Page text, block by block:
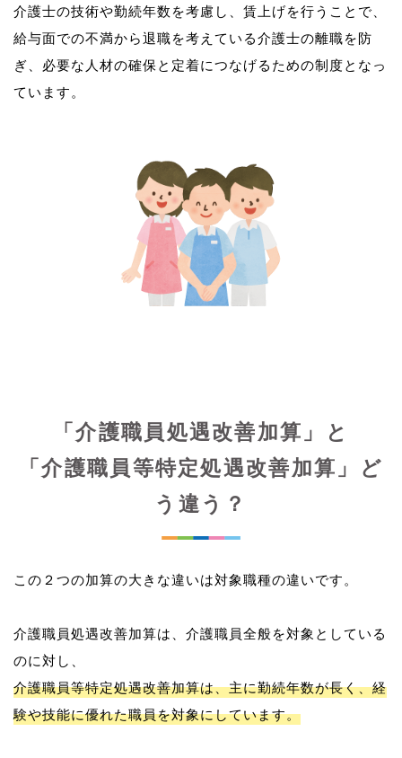
介護士の技術や勤続年数を考慮し、賃上げを行うことで、
給与面での不満から退職を考えている介護士の離職を防
ぎ、必要な人材の確保と定着につなげるための制度となっ
ています。
「介護職員処遇改善加算」と
「介護職員等特定処遇改善加算」ど
う違う？
この２つの加算の大きな違いは対象職種の違いです。
介護職員処遇改善加算は、介護職員全般を対象としている
介護職員等特定処遇改善加算は、主に勤続年数が長く、経
験や技能に優れた職員を対象にしています。